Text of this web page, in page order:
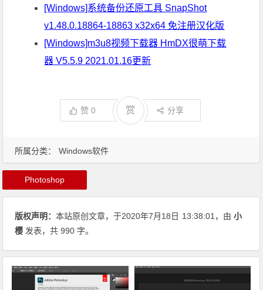
所属分类： Windows软件
[Windows]系统备份还原工具 SnapShot
v1.48.0.18864-18863 x32x64 免注册汉化版
[Windows]m3u8视频下载器 HmDX很萌下载
器 V5.5.9 2021.01.16更新
赞0 赏 分享
Photoshop
版权声明：本站原创文章，于2020年7月18日 13:38:01，由小
樱 发表，共 990 字。